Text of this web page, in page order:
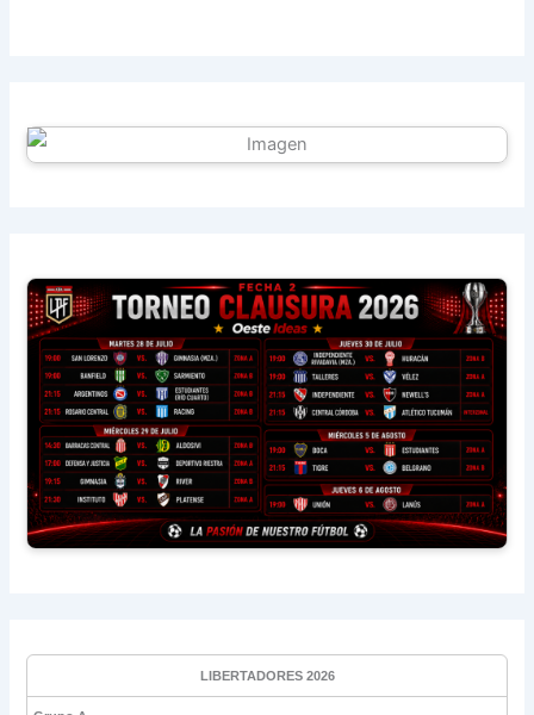
LIBERTADORES 2026